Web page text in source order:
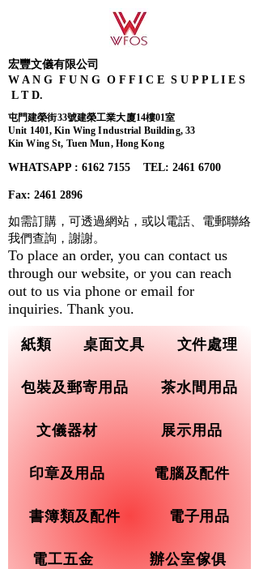
宏豐文儀有限公司
W A N G F U N G O F F I C E S U P P L I E S
L T D.
屯門建榮街33號建榮工業大廈14樓01室
Unit 1401, Kin Wing Industrial Building, 33
Kin Wing St, Tuen Mun, Hong Kong
WHATSAPP : 6162 7155​ TEL: 2461 6700
Fax: 2461 2896
紙類 桌面文具 文件處理
包裝及郵寄用品 茶水間用品
文儀器材 展示用品
印章及用品 電腦及配件
書簿類及配件 電子用品
電工五金 辦公室傢俱
如需訂購，可透過網站，或以電話、電郵聯絡
我們查詢， 謝謝。
To place an order, you can contact us
through our website, or you can reach
out to us via phone or email for
inquiries. Thank you.